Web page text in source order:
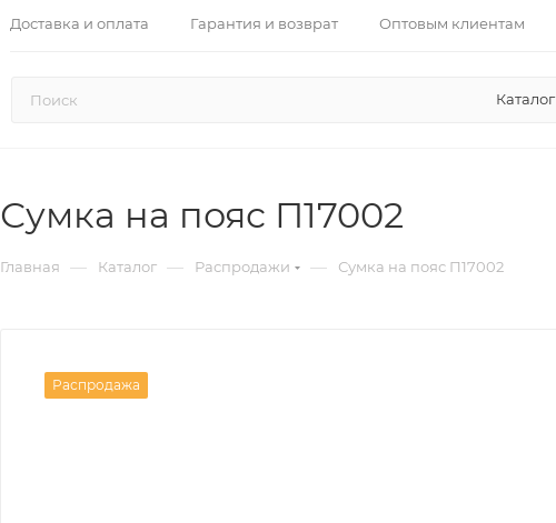
Доставка и оплата Гарантия и возврат Оптовым клиентам
Каталог
Сумка на пояс П17002
Главная — Каталог — Распродажи — Сумка на пояс П17002
Распродажа